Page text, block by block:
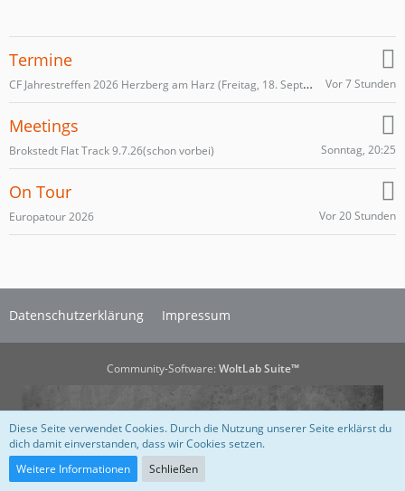
Termine
CF Jahrestreffen 2026 Herzberg am Harz (Freitag, 18. September 2026 - Sonntag, 20. September 2026) Vor 7 Stunden
Meetings
Brokstedt Flat Track 9.7.26(schon vorbei) Sonntag, 20:25
On Tour
Europatour 2026 Vor 20 Stunden
Datenschutzerklärung Impressum
Community-Software: WoltLab Suite™
Diese Seite verwendet Cookies. Durch die Nutzung unserer Seite erklärst du
dich damit einverstanden, dass wir Cookies setzen.
Weitere Informationen
Schließen